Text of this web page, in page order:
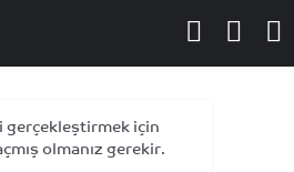
gerçekleştirmek için
olmanız gerekir.